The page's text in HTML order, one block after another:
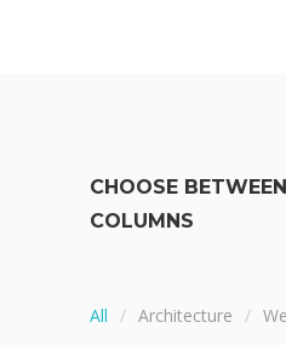
CHOOSE
COLUMNS
All Architecture